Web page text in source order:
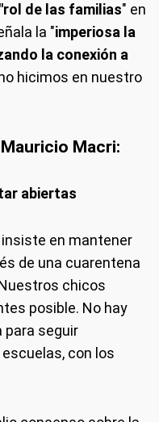
"rol de las familias" en
la "imperiosa la
la conexión a
hicimos en nuestro
Macri:
abiertas
insiste en mantener
de una cuarentena
chicos
posible. No hay
para seguir
con los